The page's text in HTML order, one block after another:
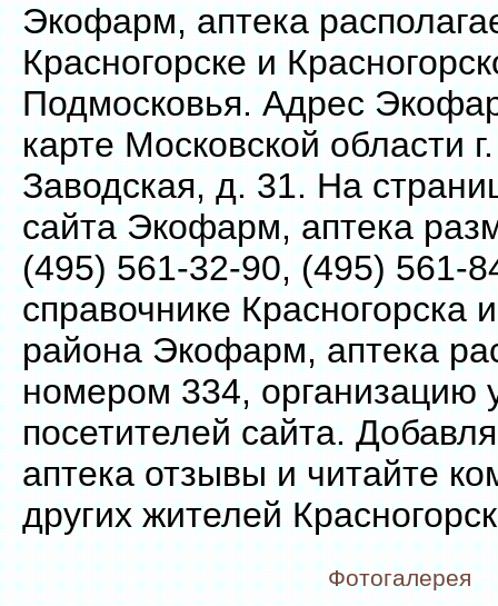
Экофарм, аптека
Красногорске и
Подмосковья. Адрес
карте Московской области
Заводская, д. 31. На
сайта Экофарм, аптека
(495) 561-32-90, (495) 561-
справочнике Красногорска
района Экофарм, аптека
номером 334, организацию
посетителей сайта.
аптека отзывы и читайте
других жителей
Фотогалерея